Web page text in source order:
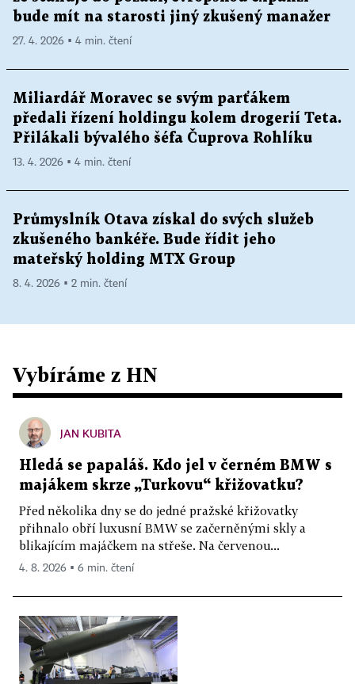
bude mít na starosti jiný zkušený manažer
27. 4. 2026 ▪ 4 min. čtení
Miliardář Moravec se svým parťákem
předali řízení holdingu kolem drogerií Teta.
Přilákali bývalého šéfa Čuprova Rohlíku
13. 4. 2026 ▪ 4 min. čtení
Průmyslník Otava získal do svých služeb
zkušeného bankéře. Bude řídit jeho
mateřský holding MTX Group
8. 4. 2026 ▪ 2 min. čtení
Vybíráme z HN
JAN KUBITA
Hledá se papaláš. Kdo jel v černém BMW s
majákem skrze „Turkovu“ křižovatku?
Před několika dny se do jedné pražské křižovatky
přihnalo obří luxusní BMW se začerněnými skly a
blikajícím majáčkem na střeše. Na červenou...
4. 8. 2026 ▪ 6 min. čtení